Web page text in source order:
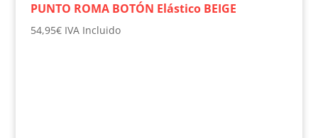
PUNTO ROMA BOTÓN Elástico BEIGE
54,95€ IVA Incluido